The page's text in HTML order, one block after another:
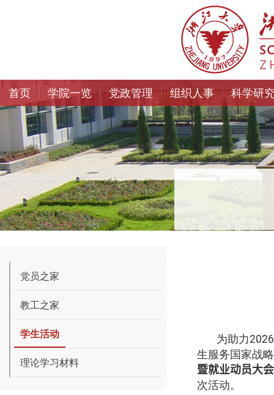
首页 学院一览 党政管理 组织人事 科学研
党员之家
教工之家
学生活动
理论学习材料
为助力2026
生服务国家战
暨就业动员大会
次活动。